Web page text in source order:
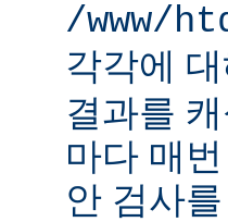
/www/
각각에 대
결과를
마다 매
안 검사